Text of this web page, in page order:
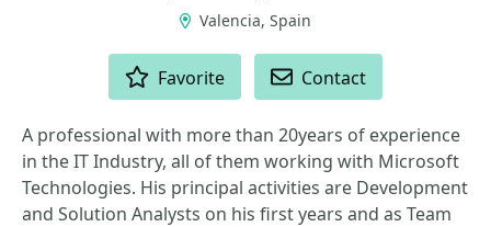
Valencia, Spain
Favorite Contact
A professional with more than 20years of experience
in the IT Industry, all of them working with Microsoft
Technologies. His principal activities are Development
and Solution Analysts on his first years and as Team